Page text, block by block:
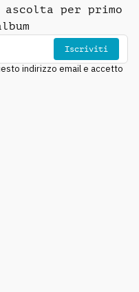
per primo
Iscriviti
indirizzo email e accetto